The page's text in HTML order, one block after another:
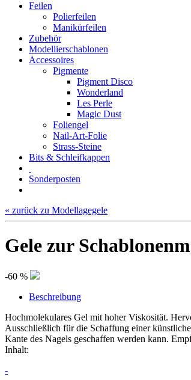
Feilen
Polierfeilen
Manikürfeilen
Zubehör
Modellierschablonen
Accessoires
Pigmente
Pigment Disco
Wonderland
Les Perle
Magic Dust
Foliengel
Nail-Art-Folie
Strass-Steine
Bits & Schleifkappen
Sonderposten
« zurück zu Modellagegele
Gele zur
-60 %
Beschreibung
Hochmolekulares Gel mit hoher Viskosität.
Ausschließlich für die Schaffung einer
Kante des Nagels geschaffen werden kann.
Inhalt:
-